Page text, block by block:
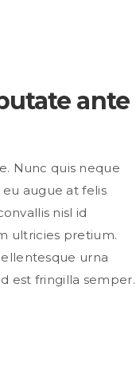
ante
Nunc quis neque
augue at felis
nisl id
ultricies pretium.
urna
est fringilla semper.